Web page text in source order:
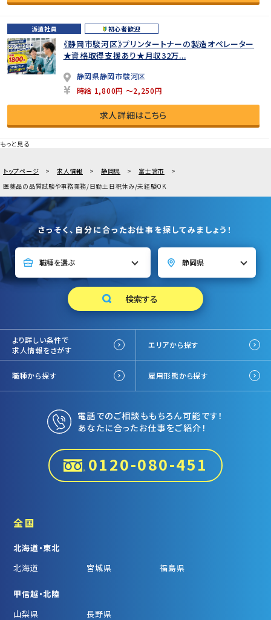
派遣社員 初心者歓迎
《静岡市駿河区》プリンタートナーの製造オペレーター
★資格取得支援あり★月収32万...
静岡県静岡市駿河区
時給 1,800円 ～2,250円
求人詳細はこちら
もっと見る
トップページ 求人情報 静岡県
富士宮市
医薬品の品質試験や事務業務/日勤土日祝休み/未経験OK
さっそく、自分に合ったお仕事を探してみましょう！
より詳しい条件で
求人情報をさがす
エリアから探す
職種から探す 雇用形態から探す
電話でのご相談ももちろん可能です！
あなたに合ったお仕事をご紹介！
0120-080-451
全国
北海道・東北
北海道
宮城県 福島県
甲信越・北陸
山梨県
長野県